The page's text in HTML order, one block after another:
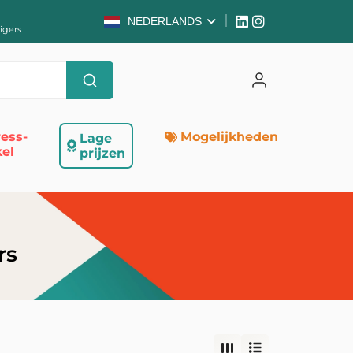
NEDERLANDS
Lage
prijzen
Mogelijkheden